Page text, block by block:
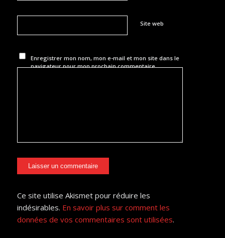
Site web
Enregistrer mon nom, mon e-mail et mon site dans le
navigateur pour mon prochain commentaire.
Ce site utilise Akismet pour réduire les
indésirables. En savoir plus sur comment les
données de vos commentaires sont utilisées.